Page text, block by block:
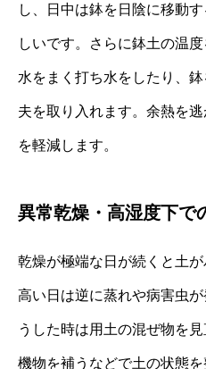
し、日中は鉢を日陰に移動
しいです。さらに鉢土の温
水をまく打ち水をしたり、
夫を取り入れます。余熱を
を軽減します。
異常乾燥・高湿度下で
乾燥が極端な日が続くと土
高い日は逆に蒸れや病害虫
うした時は用土の混ぜ物を
機物を補うなどで土の状態